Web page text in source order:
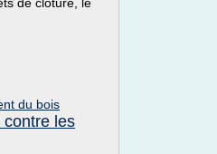
du bois
contre les